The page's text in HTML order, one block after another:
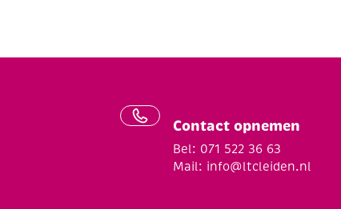
Contact opnemen
Bel: 071 522 36 63
Mail: info@ltcleiden.nl